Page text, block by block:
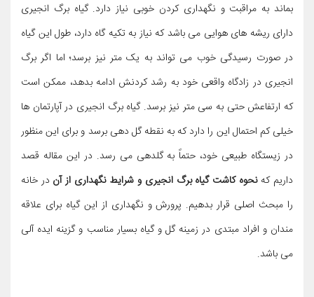
بماند به مراقبت و نگهداری کردن خوبی نیاز دارد. گیاه برگ انجیری
دارای ریشه های هوایی می باشد که نیاز به تکیه گاه دارد، طول این گیاه
در صورت رسیدگی خوب می تواند به یک متر نیز برسد؛ اما اگر برگ
انجیری در زادگاه واقعی خود به رشد کردنش ادامه بدهد، ممکن است
که ارتفاعش حتی به سی متر نیز برسد. گیاه برگ انجیری در آپارتمان ها
خیلی کم احتمال این را دارد که به نقطه گل دهی برسد و برای این منظور
در زیستگاه طبیعی خود، حتماً به گلدهی می رسد. در این مقاله قصد
داریم کهنحوه کاشت گیاه برگ انجیری و شرایط نگهداری از آن در خانه
را مبحث اصلی قرار بدهیم. پرورش و نگهداری از این گیاه برای علاقه
مندان و افراد مبتدی در زمینه گل و گیاه بسیار مناسب و گزینه ایده آلی
می باشد.